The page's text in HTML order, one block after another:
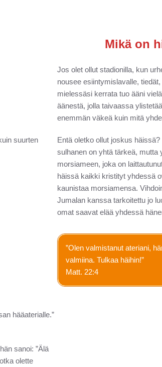
suurten
hääaterialle.”
sanoi: ”Älä
olette
Mikä on
Jos olet ollut stadionilla, kun
nousee esiintymislavalle,
mielessäsi kerrata tuo ääni
äänestä, jolla taivaassa
enemmän väkeä kuin mitä
Entä oletko ollut joskus
sulhanen on yhtä tärkeä,
morsiameen, joka on
häissä kaikki kristityt yhdessä
kaunistaa morsiamensa.
Jumalan kanssa tarkoitettu jo
omat saavat elää yhdessä
”Olen valmistanut ateriani,
valmiina. Tulkaa häihin!”
Matt. 22:4